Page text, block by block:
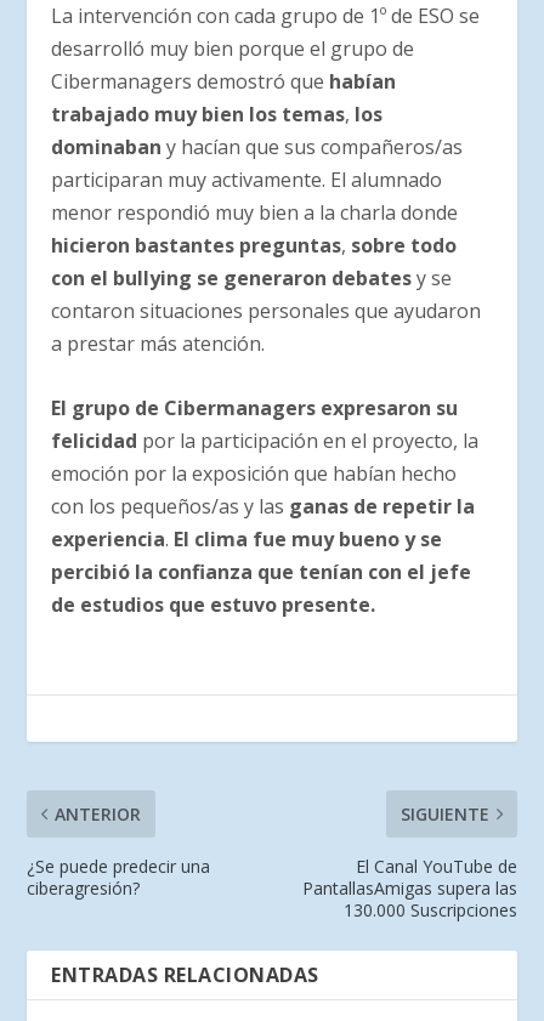
La intervención con cada grupo de 1º de ESO se
desarrolló muy bien porque el grupo de
Cibermanagers demostró que habían
trabajado muy bien los temas, los
dominaban y hacían que sus compañeros/as
participaran muy activamente. El alumnado
menor respondió muy bien a la charla donde
hicieron bastantes preguntas, sobre todo
con el bullying se generaron debatesy se
contaron situaciones personales que ayudaron
a prestar más atención.
El grupo de Cibermanagers expresaron su
felicidad por la participación en el proyecto, la
emoción por la exposición que habían hecho
con los pequeños/as y las ganas de repetir la
experiencia. El clima fue muy bueno y se
percibió la confianza que tenían con el jefe
de estudios que estuvo presente.
ANTERIOR
¿Se puede predecir una
ciberagresión?
SIGUIENTE
El Canal YouTube de
PantallasAmigas supera las
130.000 Suscripciones
ENTRADAS RELACIONADAS